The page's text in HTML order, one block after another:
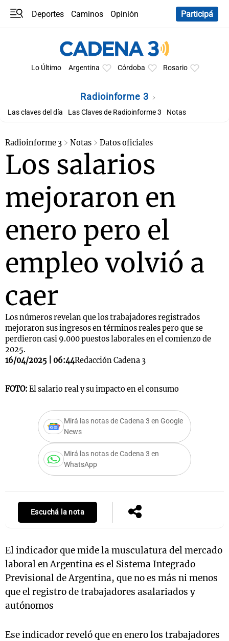
Deportes Caminos
Opinión
Participá
Lo Último Argentina Córdoba Rosario
Radioinforme 3
Las claves del día Las Claves de Radioinforme 3 Notas
Radioinforme 3 Notas Datos oficiales
Los salarios
mejoraron en
enero pero el
empleo volvió a
caer
Los números revelan que los trabajadores registrados
mejoraron sus ingresos en términos reales pero que se
perdieron casi 9.000 puestos laborales en el comienzo de
2025.
16/04/2025 | 06:44Redacción Cadena 3
FOTO: El salario real y su impacto en el consumo
Mirá las notas de Cadena 3 en Google
News
Mirá las notas de Cadena 3 en
WhatsApp
Escuchá la nota
El indicador que mide la musculatura del mercado
laboral en Argentina es el Sistema Integrado
Previsional de Argentina, que no es más ni menos
que el registro de trabajadores asalariados y
autónomos
Ese indicador reveló que en enero los trabajadores
Notas